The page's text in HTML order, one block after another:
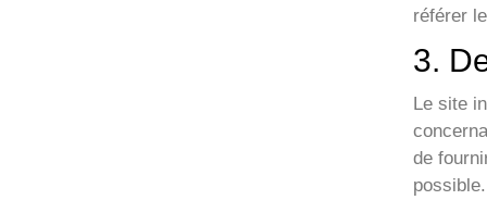
référer
3.
Le site
de